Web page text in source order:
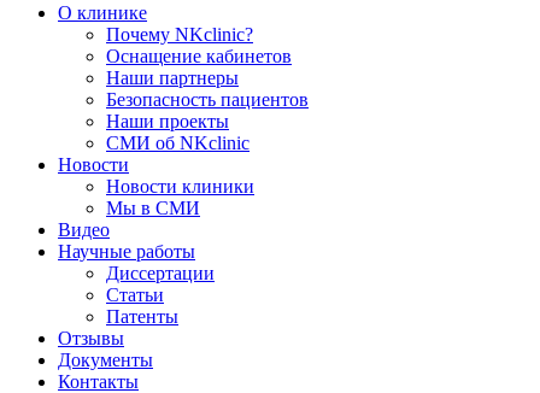
О клинике
Почему NKclinic?
Оснащение кабинетов
Наши партнеры
Безопасность пациентов
Наши проекты
СМИ об NKclinic
Новости
Новости клиники
Мы в СМИ
Видео
Научные работы
Диссертации
Статьи
Патенты
Отзывы
Документы
Контакты